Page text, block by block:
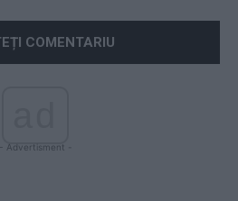
- Advertisment -